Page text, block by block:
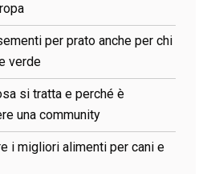
per prato anche per chi
verde
si tratta e perché è
una community
i migliori alimenti per cani e